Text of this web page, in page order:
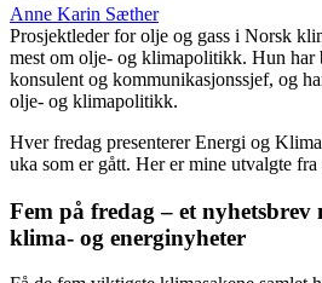
Anne Karin Sæther
Prosjektleder for olje og gass i Norsk
mest om olje- og klimapolitikk. Hun har
konsulent og kommunikasjonssjef, og
olje- og klimapolitikk.
Hver fredag presenterer Energi og
uka som er gått. Her er mine utvalgte fra
Fem på fredag – et nyhetsbrev
klima- og energinyheter